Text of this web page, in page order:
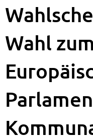
Wahl zum